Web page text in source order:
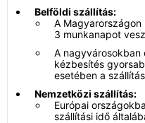
Belföldi szállítás:
A Magyarországon
3 munkanapot
A nagyvárosokban
kézbesítés
esetében a
Nemzetközi szállítás:
Európai
szállítási idő